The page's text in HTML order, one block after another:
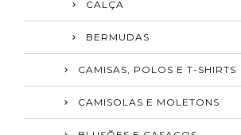
CALÇA
BERMUDAS
CAMISAS, POLOS E T-SHIRTS
CAMISOLAS E MOLETONS